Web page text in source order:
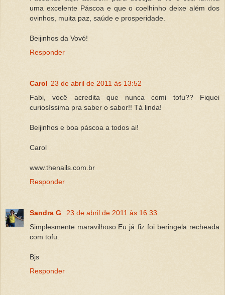
uma excelente Páscoa e que o coelhinho deixe além dos
ovinhos, muita paz, saúde e prosperidade.
Beijinhos da Vovó!
Responder
Carol 23 de abril de 2011 às 13:52
Fabi, você acredita que nunca comi tofu?? Fiquei
curiosíssima pra saber o sabor!! Tá linda!
Beijinhos e boa páscoa a todos ai!
Carol
www.thenails.com.br
Responder
Sandra G
23 de abril de 2011 às 16:33
Simplesmente maravilhoso.Eu já fiz foi beringela recheada
com tofu.
Bjs
Responder